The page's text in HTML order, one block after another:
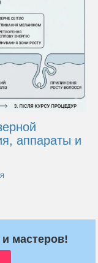
аппараты и
мастеров!